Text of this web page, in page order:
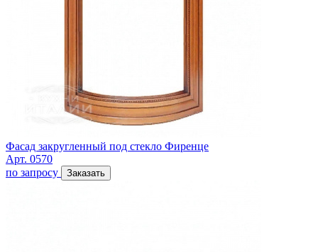
Фасад закругленный под стекло Фиренце
Арт. 0570
по запросу
Заказать